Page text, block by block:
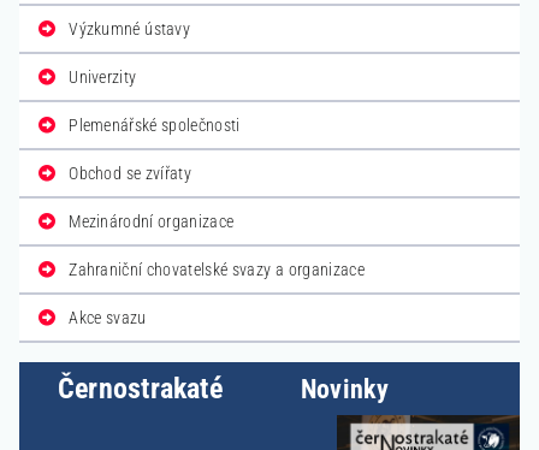
Výzkumné ústavy
Univerzity
Plemenářské společnosti
Obchod se zvířaty
Mezinárodní organizace
Zahraniční chovatelské svazy a organizace
Akce svazu
Černostrakaté Novinky